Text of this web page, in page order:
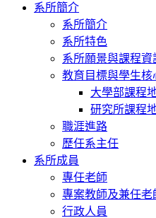
系所簡介
系所簡介
系所特色
系所願景與課程資
教育目標與學生核
大學部課程
研究所課程
職涯進路
歷任系主任
系所成員
專任老師
專案教師及兼任老
行政人員